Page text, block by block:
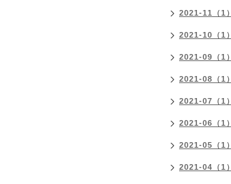
2021-11（1）
2021-10（1）
2021-09（1）
2021-08（1）
2021-07（1）
2021-06（1）
2021-05（1）
2021-04（1）